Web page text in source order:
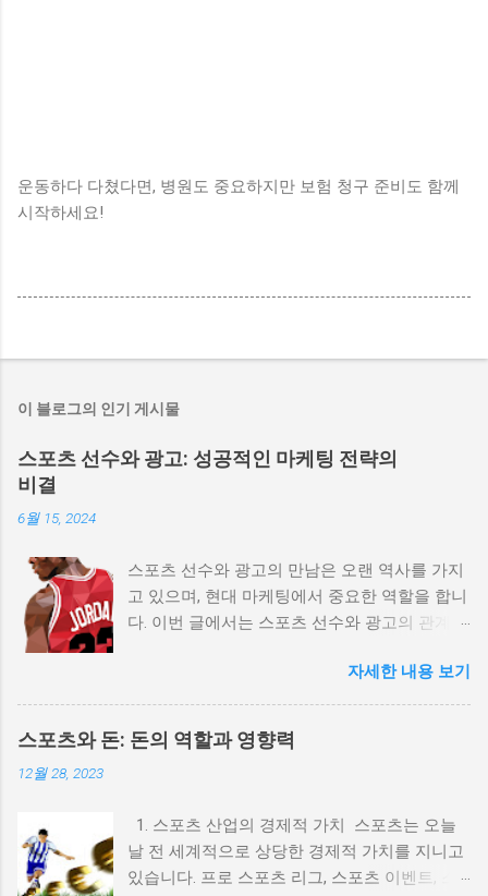
운동하다 다쳤다면, 병원도 중요하지만 보험 청구 준비도 함께
시작하세요!
이 블로그의 인기 게시물
스포츠 선수와 광고: 성공적인 마케팅 전략의
비결
6월 15, 2024
스포츠 선수와 광고의 만남은 오랜 역사를 가지
고 있으며, 현대 마케팅에서 중요한 역할을 합니
다. 이번 글에서는 스포츠 선수와 광고의 관계,
통해 이 주제를 깊이 탐구해 보겠습니다. 스포
츠스타와 광고: 영향력과 성공 사례
(spots11.com) 1. 스포츠 선수와 광고의 역사적
배경 스포츠 선수와 광고의 관계는 20세기 초반
식이었지만, 시간이 지나면서 점점 더 복잡한 마
케팅 전략으로 발전해 왔습니다. 예를 들어, 베
이브 루스는 1920년대에 담배 광고 모델로 활동
자세한 내용 보기
스포츠와 돈: 돈의 역할과 영향력
12월 28, 2023
1. 스포츠 산업의 경제적 가치 스포츠는 오늘
날 전 세계적으로 상당한 경제적 가치를 지니고
있습니다. 프로 스포츠 리그, 스포츠 이벤트, 스